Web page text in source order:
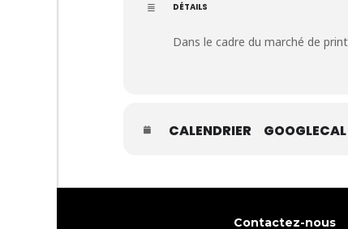
DÉTAILS
Dans le cadre du marché de
CALENDRIER GOOGLECAL
Contactez-nous